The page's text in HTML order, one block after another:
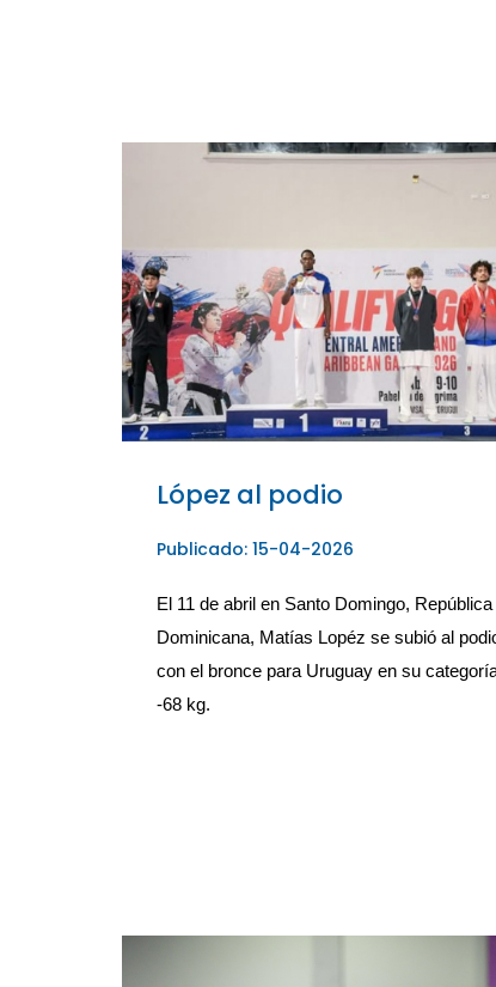
López al podio
Publicado: 15-04-2026
El 11 de abril en Santo Domingo, República
Dominicana, Matías Lopéz se subió al
con el bronce para Uruguay en su
-68 kg.